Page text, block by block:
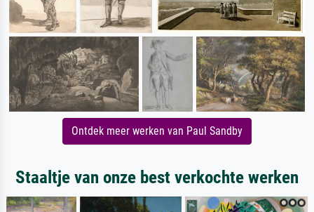
Ontdek meer werken van Paul Sandby
Staaltje van onze best verkochte werken